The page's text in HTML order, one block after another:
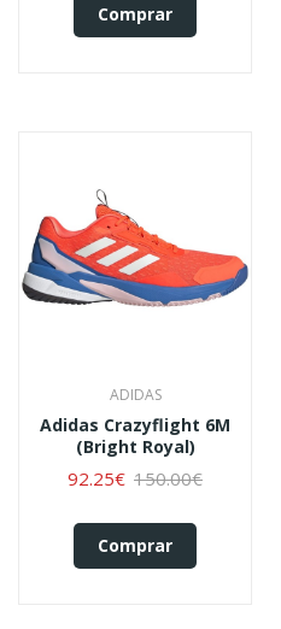
Comprar
ADIDAS
Adidas Crazyflight 6M
(bright Royal)
92.25€ 150.00€
Comprar